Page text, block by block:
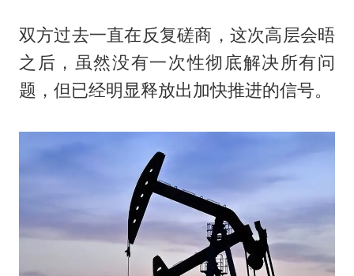
双方过去一直在反复磋商，这次高层会晤
之后，虽然没有一次性彻底解决所有问
题，但已经明显释放出加快推进的信号。